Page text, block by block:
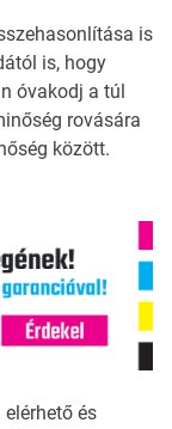
is
is, hogy
óvakodj a túl
rovására
között.
és